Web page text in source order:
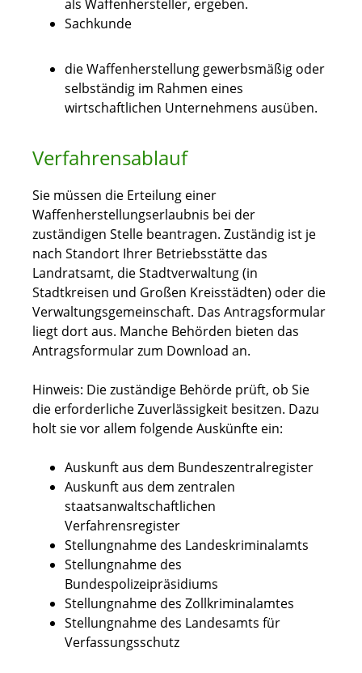
als Waffenhersteller, ergeben.
Sachkunde
die Waffenherstellung gewerbsmäßig oder
selbständig im Rahmen eines
wirtschaftlichen Unternehmens ausüben.
Verfahrensablauf
Sie müssen die Erteilung einer
Waffenherstellungserlaubnis bei der
zuständigen Stelle beantragen. Zuständig ist je
nach Standort Ihrer Betriebsstätte das
Landratsamt, die Stadtverwaltung (in
Stadtkreisen und Großen Kreisstädten) oder die
Verwaltungsgemeinschaft. Das Antragsformular
liegt dort aus. Manche Behörden bieten das
Antragsformular zum Download an.
Hinweis: Die zuständige Behörde prüft, ob Sie
die erforderliche Zuverlässigkeit besitzen. Dazu
holt sie vor allem folgende Auskünfte ein:
Auskunft aus dem Bundeszentralregister
Auskunft aus dem zentralen
staatsanwaltschaftlichen
Verfahrensregister
Stellungnahme des Landeskriminalamts
Stellungnahme des
Bundespolizeipräsidiums
Stellungnahme des Zollkriminalamtes
Stellungnahme des Landesamts für
Verfassungsschutz